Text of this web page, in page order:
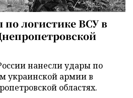
логистике ВСУ в
нанесли удары по
украинской армии в
областях.